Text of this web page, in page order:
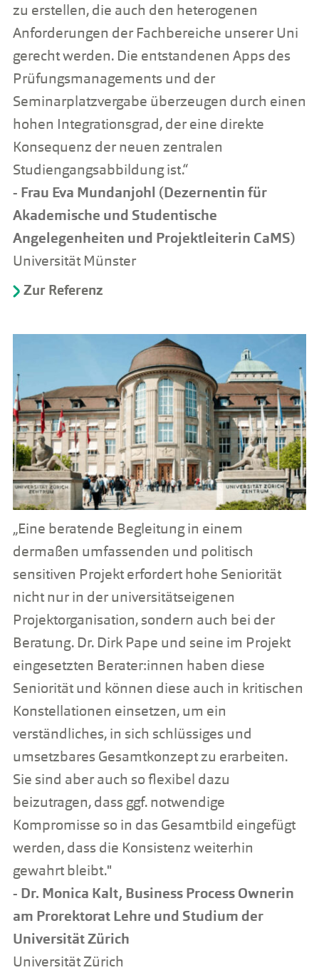
zu erstellen, die auch den heterogenen
Anforderungen der Fachbereiche unserer Uni
gerecht werden. Die entstandenen Apps des
Prüfungsmanagements und der
Seminarplatzvergabe überzeugen durch einen
hohen Integrationsgrad, der eine direkte
Konsequenz der neuen zentralen
Studiengangsabbildung ist.“
- Frau Eva Mundanjohl (Dezernentin für
Akademische und Studentische
Angelegenheiten und Projektleiterin CaMS)
Universität Münster
Zur Referenz
„Eine beratende Begleitung in einem
dermaßen umfassenden und politisch
sensitiven Projekt erfordert hohe Seniorität
nicht nur in der universitätseigenen
Projektorganisation, sondern auch bei der
Beratung. Dr. Dirk Pape und seine im Projekt
eingesetzten Berater:innen haben diese
Seniorität und können diese auch in kritischen
Konstellationen einsetzen, um ein
verständliches, in sich schlüssiges und
umsetzbares Gesamtkonzept zu erarbeiten.
Sie sind aber auch so flexibel dazu
beizutragen, dass ggf. notwendige
Kompromisse so in das Gesamtbild eingefügt
werden, dass die Konsistenz weiterhin
gewahrt bleibt."
- Dr. Monica Kalt, Business Process Ownerin
am Prorektorat Lehre und Studium der
Universität Zürich
Universität Zürich